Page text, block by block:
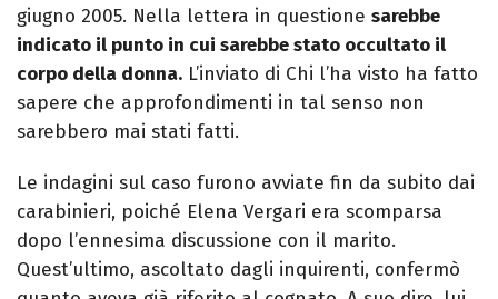
giugno 2005. Nella lettera in questione sarebbe
indicato il punto in cui sarebbe stato occultato il
corpo della donna. L’inviato di Chi l’ha visto ha fatto
sapere che approfondimenti in tal senso non
sarebbero mai stati fatti.
Le indagini sul caso furono avviate fin da subito dai
carabinieri, poiché Elena Vergari era scomparsa
dopo l’ennesima discussione con il marito.
Quest’ultimo, ascoltato dagli inquirenti, confermò